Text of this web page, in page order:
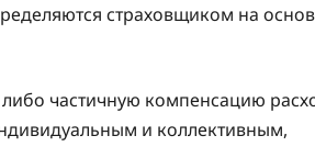
страховщиком на
частичную компенсацию
и коллективным,